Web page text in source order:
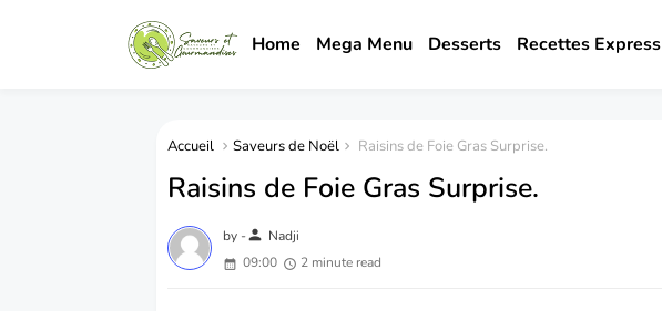
Home Mega Menu Desserts Recettes Express
Accueil Saveurs de Noël Raisins de Foie Gras Surprise.
Raisins de Foie Gras Surprise.
by -person Nadji
09:00
2 minute read